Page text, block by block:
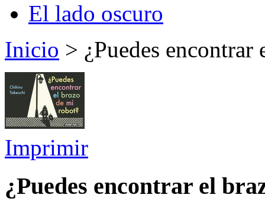
El lado oscuro
Inicio > ¿Puedes
Imprimir
¿Puedes encontrar el